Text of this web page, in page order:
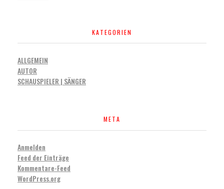
KATEGORIEN
ALLGEMEIN
AUTOR
SCHAUSPIELER | SÄNGER
META
Anmelden
Feed der Einträge
Kommentare-Feed
WordPress.org